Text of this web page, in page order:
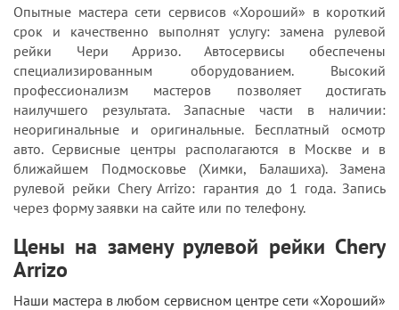
Опытные мастера сети сервисов «Хороший» в короткий
срок и качественно выполнят услугу: замена рулевой
рейки Чери Арризо. Автосервисы обеспечены
специализированным оборудованием. Высокий
профессионализм мастеров позволяет достигать
наилучшего результата. Запасные части в наличии:
неоригинальные и оригинальные. Бесплатный осмотр
авто. Сервисные центры располагаются в Москве и в
ближайшем Подмосковье (Химки, Балашиха). Замена
рулевой рейки Chery Arrizo: гарантия до 1 года. Запись
через форму заявки на сайте или по телефону.
Цены на замену рулевой рейки Chery
Arrizo
Наши мастера в любом сервисном центре сети «Хороший»